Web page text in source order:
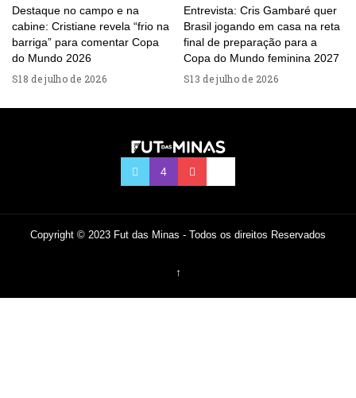
Destaque no campo e na
cabine: Cristiane revela “frio na
barriga” para comentar Copa
do Mundo 2026
18 de julho de 2026
Entrevista: Cris Gambaré quer
Brasil jogando em casa na reta
final de preparação para a
Copa do Mundo feminina 2027
13 de julho de 2026
Copyright © 2023 Fut das Minas - Todos os direitos Reservados
↑